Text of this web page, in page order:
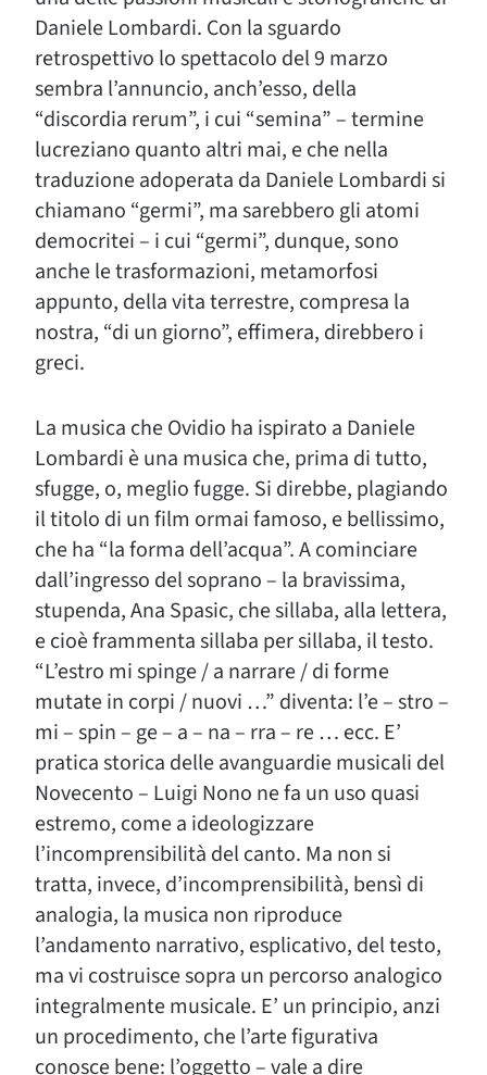
Daniele Lombardi. Con la sguardo
retrospettivo lo spettacolo del 9 marzo
sembra l’annuncio, anch’esso, della
“discordia rerum”, i cui “semina” – termine
lucreziano quanto altri mai, e che nella
traduzione adoperata da Daniele Lombardi si
chiamano “germi”, ma sarebbero gli atomi
democritei – i cui “germi”, dunque, sono
anche le trasformazioni, metamorfosi
appunto, della vita terrestre, compresa la
nostra, “di un giorno”, effimera, direbbero i
greci.
La musica che Ovidio ha ispirato a Daniele
Lombardi è una musica che, prima di tutto,
sfugge, o, meglio fugge. Si direbbe, plagiando
il titolo di un film ormai famoso, e bellissimo,
che ha “la forma dell’acqua”. A cominciare
dall’ingresso del soprano – la bravissima,
stupenda, Ana Spasic, che sillaba, alla lettera,
e cioè frammenta sillaba per sillaba, il testo.
“L’estro mi spinge / a narrare / di forme
mutate in corpi / nuovi …” diventa: l’e – stro –
mi – spin – ge – a – na – rra – re … ecc. E’
pratica storica delle avanguardie musicali del
Novecento – Luigi Nono ne fa un uso quasi
estremo, come a ideologizzare
l’incomprensibilità del canto. Ma non si
tratta, invece, d’incomprensibilità, bensì di
analogia, la musica non riproduce
l’andamento narrativo, esplicativo, del testo,
ma vi costruisce sopra un percorso analogico
integralmente musicale. E’ un principio, anzi
un procedimento, che l’arte figurativa
conosce bene: l’oggetto – vale a dire